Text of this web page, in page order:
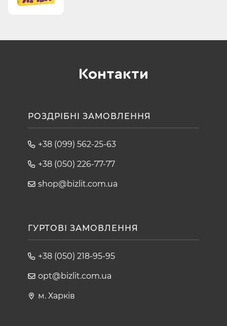
Контакти
РОЗДРІБНІ ЗАМОВЛЕННЯ
+38 (099) 562-25-63
+38 (050) 226-77-77
shop@bizlit.com.ua
ГУРТОВІ ЗАМОВЛЕННЯ
+38 (050) 218-95-95
opt@bizlit.com.ua
м. Харків